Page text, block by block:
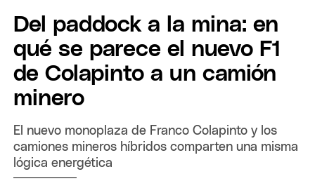
Del paddock a la mina: en
qué se parece el nuevo F1
de Colapinto a un camión
minero
El nuevo monoplaza de Franco Colapinto y los
camiones mineros híbridos comparten una misma
lógica energética